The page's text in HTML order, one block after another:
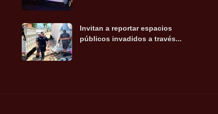
Invitan a reportar espacios
públicos invadidos a través...